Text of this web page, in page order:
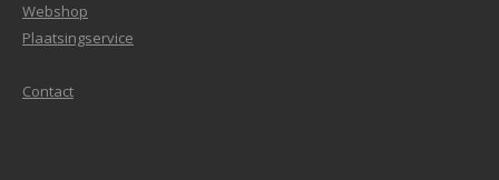
Webshop
Plaatsingservice
Contact